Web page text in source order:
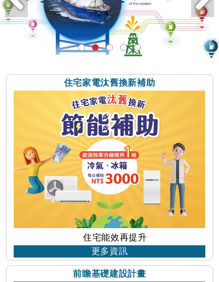
住宅家電汰舊換新補助
住宅能效再提升
...
更多資訊
前瞻基礎建設計畫